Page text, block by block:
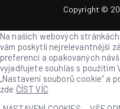
Copyright ©
Na našich webových
vám poskytli nejrelevantnější
preferencí a opakovaných
vyjadřujete souhlas s použitím
„Nastavení souborů cookie“ a
zde ČÍST VÍC